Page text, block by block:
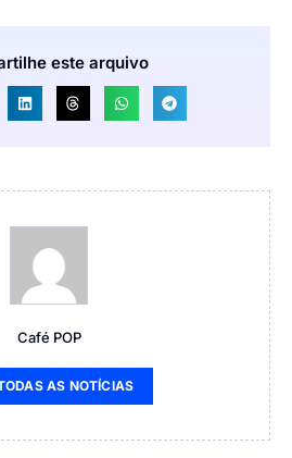
este arquivo
Café POP
AS NOTÍCIAS